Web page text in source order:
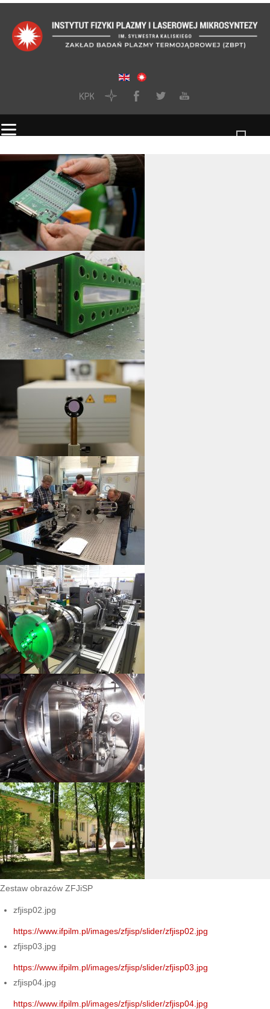
Zestaw obrazów ZFJiSP
zfjisp02.jpg
https://www.ifpilm.pl/images/zfjisp/slider/zfjisp02.jpg
zfjisp03.jpg
https://www.ifpilm.pl/images/zfjisp/slider/zfjisp03.jpg
zfjisp04.jpg
https://www.ifpilm.pl/images/zfjisp/slider/zfjisp04.jpg